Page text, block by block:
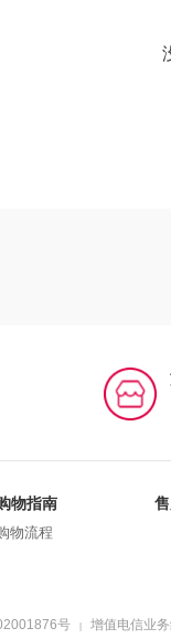
物指南
物流程
号 | 增值电信业